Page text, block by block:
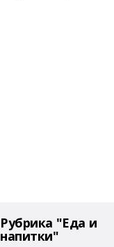
Рубрика "Еда и
напитки"